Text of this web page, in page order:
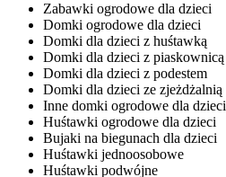
Zabawki ogrodowe dla dzieci
Domki ogrodowe dla dzieci
Domki dla dzieci z huśtawką
Domki dla dzieci z piaskownicą
Domki dla dzieci z podestem
Domki dla dzieci ze zjeżdżalnią
Inne domki ogrodowe dla dzieci
Huśtawki ogrodowe dla dzieci
Bujaki na biegunach dla dzieci
Huśtawki jednoosobowe
Huśtawki podwójne